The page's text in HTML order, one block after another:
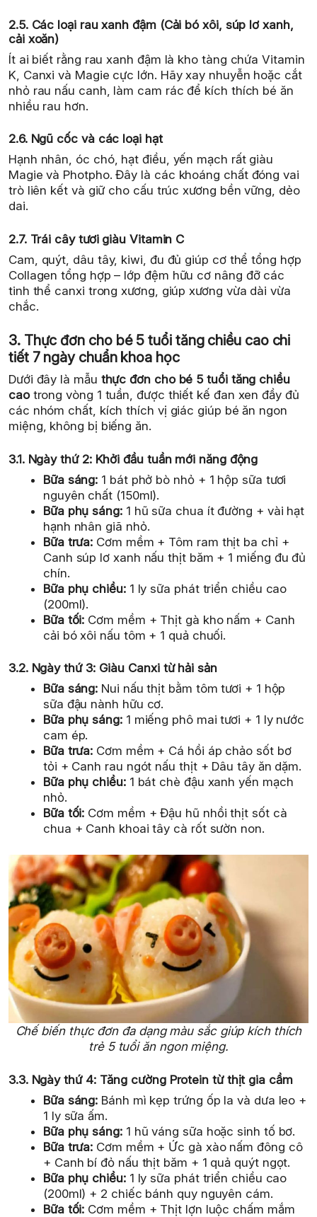
2.5. Các loại rau xanh đậm (Cải bó xôi, súp lơ xanh,
cải xoăn)
Ít ai biết rằng rau xanh đậm là kho tàng chứa Vitamin
K, Canxi và Magie cực lớn. Hãy xay nhuyễn hoặc cắt
nhỏ rau nấu canh, làm cam rác để kích thích bé ăn
nhiều rau hơn.
2.6. Ngũ cốc và các loại hạt
Hạnh nhân, óc chó, hạt điều, yến mạch rất giàu
Magie và Photpho. Đây là các khoáng chất đóng vai
trò liên kết và giữ cho cấu trúc xương bền vững, dẻo
dai.
2.7. Trái cây tươi giàu Vitamin C
Cam, quýt, dâu tây, kiwi, đu đủ giúp cơ thể tổng hợp
Collagen tổng hợp – lớp đệm hữu cơ nâng đỡ các
tinh thể canxi trong xương, giúp xương vừa dài vừa
chắc.
3. Thực đơn cho bé 5 tuổi tăng chiều cao chi
tiết 7 ngày chuẩn khoa học
Dưới đây là mẫu thực đơn cho bé 5 tuổi tăng chiều
caotrong vòng 1 tuần, được thiết kế đan xen đầy đủ
các nhóm chất, kích thích vị giác giúp bé ăn ngon
miệng, không bị biếng ăn.
3.1. Ngày thứ 2: Khởi đầu tuần mới năng động
Bữa sáng: 1 bát phở bò nhỏ + 1 hộp sữa tươi
nguyên chất (150ml).
Bữa phụ sáng:1 hũ sữa chua ít đường + vài hạt
hạnh nhân giã nhỏ.
Bữa trưa: Cơm mềm + Tôm ram thịt ba chỉ +
Canh súp lơ xanh nấu thịt băm + 1 miếng đu đủ
chín.
Bữa phụ chiều:1 ly sữa phát triển chiều cao
(200ml).
Bữa tối: Cơm mềm + Thịt gà kho nấm + Canh
cải bó xôi nấu tôm + 1 quả chuối.
3.2. Ngày thứ 3: Giàu Canxi từ hải sản
Bữa sáng: Nui nấu thịt bằm tôm tươi + 1 hộp
sữa đậu nành hữu cơ.
Bữa phụ sáng:1 miếng phô mai tươi + 1 ly nước
cam ép.
Bữa trưa: Cơm mềm + Cá hồi áp chảo sốt bơ
tỏi + Canh rau ngót nấu thịt + Dâu tây ăn dặm.
Bữa phụ chiều:1 bát chè đậu xanh yến mạch
nhỏ.
Bữa tối: Cơm mềm + Đậu hũ nhồi thịt sốt cà
chua + Canh khoai tây cà rốt sườn non.
Chế biến thực đơn đa dạng màu sắc giúp kích thích
trẻ 5 tuổi ăn ngon miệng.
3.3. Ngày thứ 4: Tăng cường Protein từ thịt gia cầm
Bữa sáng: Bánh mì kẹp trứng ốp la và dưa leo +
1 ly sữa ấm.
Bữa phụ sáng:1 hũ váng sữa hoặc sinh tố bơ.
Bữa trưa: Cơm mềm + Ức gà xào nấm đông cô
+ Canh bí đỏ nấu thịt băm + 1 quả quýt ngọt.
Bữa phụ chiều:1 ly sữa phát triển chiều cao
(200ml) + 2 chiếc bánh quy nguyên cám.
Bữa tối: Cơm mềm + Thịt lợn luộc chấm mắm